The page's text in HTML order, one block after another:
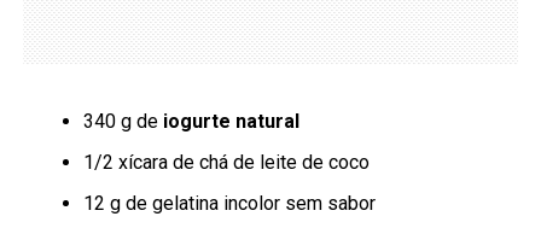
340 g de iogurte natural
1/2 xícara de chá de leite de coco
12 g de gelatina incolor sem sabor